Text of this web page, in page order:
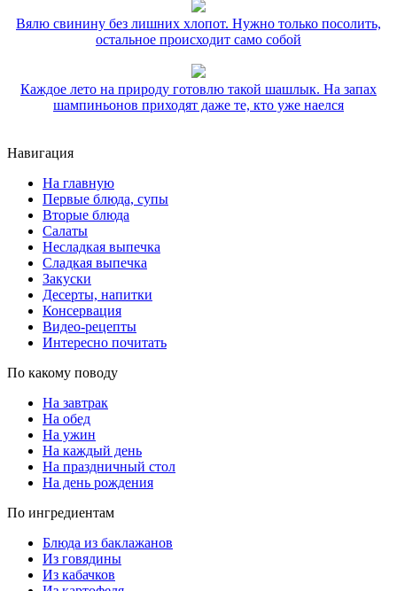
Вялю свинину без лишних хлопот. Нужно только посолить,
остальное происходит само собой
Каждое лето на природу готовлю такой шашлык. На запах
шампиньонов приходят даже те, кто уже наелся
Навигация
На главную
Первые блюда, супы
Вторые блюда
Салаты
Несладкая выпечка
Сладкая выпечка
Закуски
Десерты, напитки
Консервация
Видео-рецепты
Интересно почитать
По какому поводу
На завтрак
На обед
На ужин
На каждый день
На праздничный стол
На день рождения
По ингредиентам
Блюда из баклажанов
Из говядины
Из кабачков